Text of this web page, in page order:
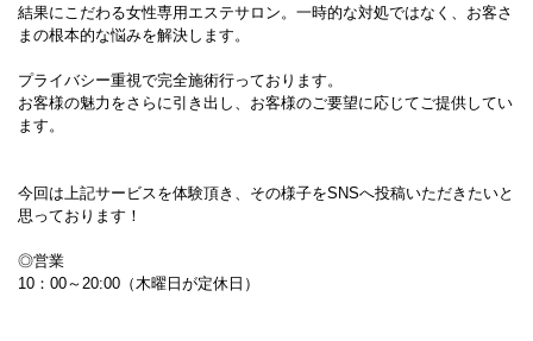
結果にこだわる女性専用エステサロン。一時的な対処ではなく、お客さ
まの根本的な悩みを解決します。
プライバシー重視で完全施術行っております。
お客様の魅力をさらに引き出し、お客様のご要望に応じてご提供してい
ます。
今回は上記サービスを体験頂き、その様子をSNSへ投稿いただきたいと
思っております！
◎営業
10：00～20:00（木曜日が定休日）